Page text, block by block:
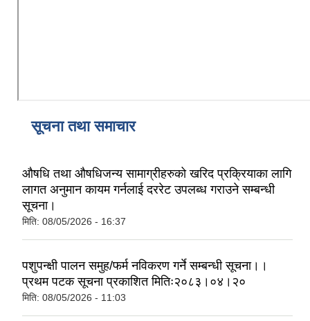
सूचना तथा समाचार
औषधि तथा औषधिजन्य सामाग्रीहरुको खरिद प्रक्रियाका लागि
लागत अनुमान कायम गर्नलाई दररेट उपलब्ध गराउने सम्बन्धी
सूचना।
मिति: 08/05/2026 - 16:37
पशुपन्क्षी पालन समुह/फर्म नविकरण गर्ने सम्बन्धी सूचना।।
प्रथम पटक सूचना प्रकाशित मितिः२०८३।०४।२०
मिति: 08/05/2026 - 11:03